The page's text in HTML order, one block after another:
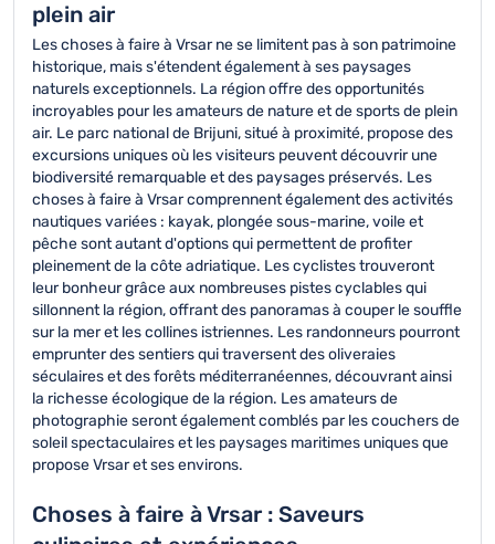
plein air
Les choses à faire à Vrsar ne se limitent pas à son patrimoine
historique, mais s'étendent également à ses paysages
naturels exceptionnels. La région offre des opportunités
incroyables pour les amateurs de nature et de sports de plein
air. Le parc national de Brijuni, situé à proximité, propose des
excursions uniques où les visiteurs peuvent découvrir une
biodiversité remarquable et des paysages préservés. Les
choses à faire à Vrsar comprennent également des activités
nautiques variées : kayak, plongée sous-marine, voile et
pêche sont autant d'options qui permettent de profiter
pleinement de la côte adriatique. Les cyclistes trouveront
leur bonheur grâce aux nombreuses pistes cyclables qui
sillonnent la région, offrant des panoramas à couper le souffle
sur la mer et les collines istriennes. Les randonneurs pourront
emprunter des sentiers qui traversent des oliveraies
séculaires et des forêts méditerranéennes, découvrant ainsi
la richesse écologique de la région. Les amateurs de
photographie seront également comblés par les couchers de
soleil spectaculaires et les paysages maritimes uniques que
propose Vrsar et ses environs.
Choses à faire à Vrsar : Saveurs